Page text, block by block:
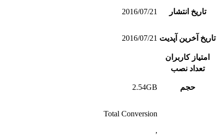
تاریخ انتشار 2016/07/21
تاریخ آخرین آپدیت 2016/07/21
امتیاز کاربران
تعداد نصب
حجم 2.54GB
Total Conversion
,